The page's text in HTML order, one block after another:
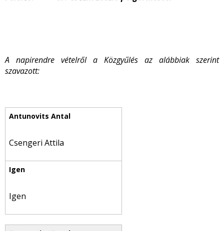
A napirendre vételről a Közgyűlés az alábbiak szerint
szavazott:
Csengeri Attila
Igen